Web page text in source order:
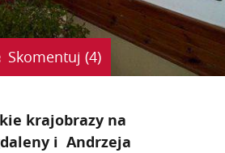
Skomentuj (4)
krajobrazy na
i Andrzeja